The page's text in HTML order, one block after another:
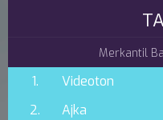
Merkantil
1. Videoton
2.
Ajka